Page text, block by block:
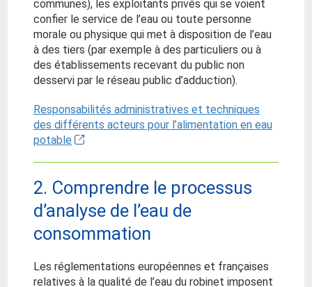
communes), les exploitants privés qui se voient
confier le service de l’eau ou toute personne
morale ou physique qui met à disposition de l’eau
à des tiers (par exemple à des particuliers ou à
des établissements recevant du public non
desservi par le réseau public d’adduction).
Responsabilités administratives et techniques
des différents acteurs pour l’alimentation en eau
potable
2. Comprendre le processus
d’analyse de l’eau de
consommation
Les réglementations européennes et françaises
relatives à la qualité de l’eau du robinet imposent